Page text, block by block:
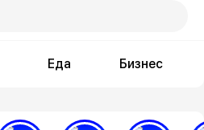
Еда Бизнес